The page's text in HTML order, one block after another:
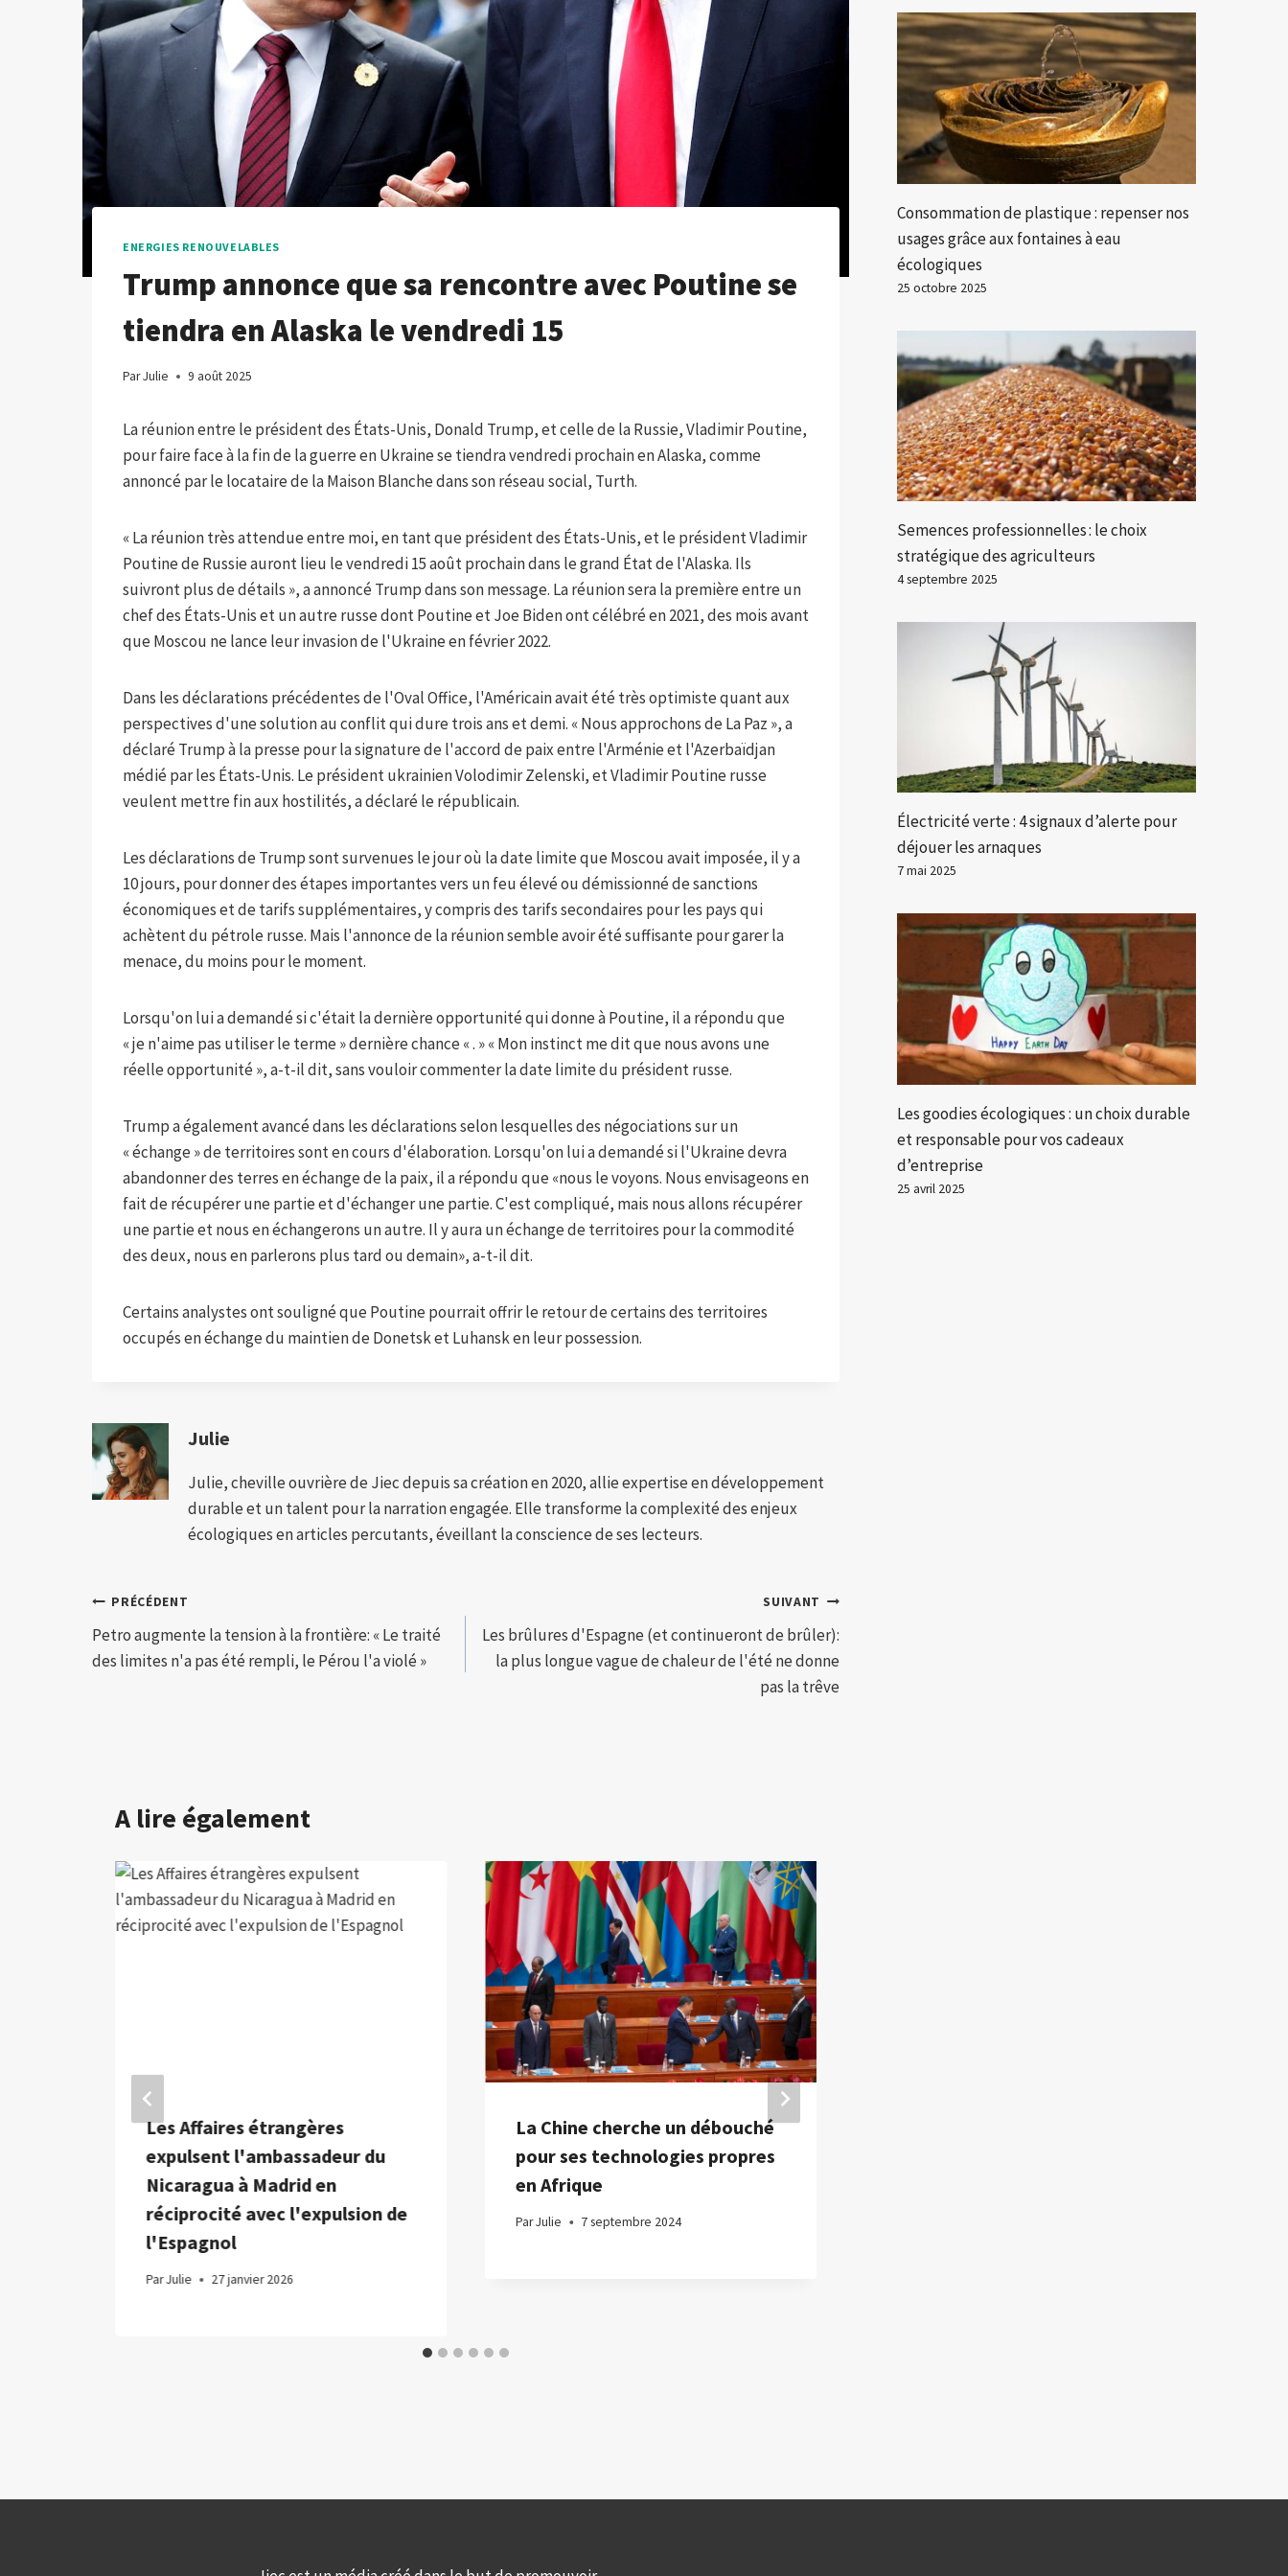
ENERGIES RENOUVELABLES
Trump annonce que sa rencontre avec Poutine se
tiendra en Alaska le vendredi 15
ParJulie 9 août 2025
La réunion entre le président des États-Unis, Donald Trump, et celle de la Russie, Vladimir Poutine,
pour faire face à la fin de la guerre en Ukraine se tiendra vendredi prochain en Alaska, comme
annoncé par le locataire de la Maison Blanche dans son réseau social, Turth.
« La réunion très attendue entre moi, en tant que président des États-Unis, et le président Vladimir
Poutine de Russie auront lieu le vendredi 15 août prochain dans le grand État de l'Alaska. Ils
suivront plus de détails », a annoncé Trump dans son message. La réunion sera la première entre un
chef des États-Unis et un autre russe dont Poutine et Joe Biden ont célébré en 2021, des mois avant
que Moscou ne lance leur invasion de l'Ukraine en février 2022.
Dans les déclarations précédentes de l'Oval Office, l'Américain avait été très optimiste quant aux
perspectives d'une solution au conflit qui dure trois ans et demi. « Nous approchons de La Paz », a
déclaré Trump à la presse pour la signature de l'accord de paix entre l'Arménie et l'Azerbaïdjan
médié par les États-Unis. Le président ukrainien Volodimir Zelenski, et Vladimir Poutine russe
veulent mettre fin aux hostilités, a déclaré le républicain.
Les déclarations de Trump sont survenues le jour où la date limite que Moscou avait imposée, il y a
10 jours, pour donner des étapes importantes vers un feu élevé ou démissionné de sanctions
économiques et de tarifs supplémentaires, y compris des tarifs secondaires pour les pays qui
achètent du pétrole russe. Mais l'annonce de la réunion semble avoir été suffisante pour garer la
menace, du moins pour le moment.
Lorsqu'on lui a demandé si c'était la dernière opportunité qui donne à Poutine, il a répondu que
« je n'aime pas utiliser le terme » dernière chance « . » « Mon instinct me dit que nous avons une
réelle opportunité », a-t-il dit, sans vouloir commenter la date limite du président russe.
Trump a également avancé dans les déclarations selon lesquelles des négociations sur un
« échange » de territoires sont en cours d'élaboration. Lorsqu'on lui a demandé si l'Ukraine devra
abandonner des terres en échange de la paix, il a répondu que «nous le voyons. Nous envisageons en
fait de récupérer une partie et d'échanger une partie. C'est compliqué, mais nous allons récupérer
une partie et nous en échangerons un autre. Il y aura un échange de territoires pour la commodité
des deux, nous en parlerons plus tard ou demain», a-t-il dit.
Certains analystes ont souligné que Poutine pourrait offrir le retour de certains des territoires
occupés en échange du maintien de Donetsk et Luhansk en leur possession.
Julie
Julie, cheville ouvrière de Jiec depuis sa création en 2020, allie expertise en développement
durable et un talent pour la narration engagée. Elle transforme la complexité des enjeux
écologiques en articles percutants, éveillant la conscience de ses lecteurs.
Navigation
de
PRÉCÉDENT
Petro augmente la tension à la frontière: « Le traité
des limites n'a pas été rempli, le Pérou l'a violé »
SUIVANT
Les brûlures d'Espagne (et continueront de brûler):
la plus longue vague de chaleur de l'été ne donne
pas la trêve
A lire également
Les Affaires étrangères
expulsent l'ambassadeur du
Nicaragua à Madrid en
réciprocité avec l'expulsion de
l'Espagnol
ParJulie 27 janvier 2026
La Chine cherche un débouché
pour ses technologies propres
en Afrique
ParJulie 7 septembre 2024
Consommation de plastique : repenser nos
usages grâce aux fontaines à eau
écologiques
25 octobre 2025
Semences professionnelles : le choix
stratégique des agriculteurs
4 septembre 2025
Électricité verte : 4 signaux d’alerte pour
déjouer les arnaques
7 mai 2025
Les goodies écologiques : un choix durable
et responsable pour vos cadeaux
d’entreprise
25 avril 2025